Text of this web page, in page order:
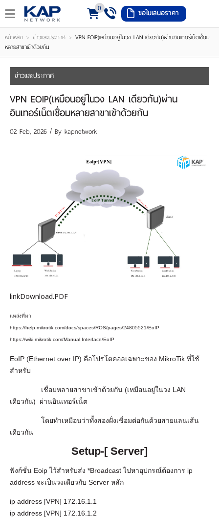
LOGIN
REGISTER
(
0
)
หน้า
เงื่อนไข
รับ
ประกัน
คลัง
รู้
สมัคร
บริการ
อบรม
ติดต่อ
0 ขอใบเสนอราคา
หน้าหลัก > ข่าวและประกาศ > VPN EOIP(เหมือนอยู่ในวง LAN เดียวกัน)ผ่านอินเทอร์เน็ตเชื่อม
หลายสาขาเข้าด้วยกัน
ข่าวและประกาศ
VPN EOIP(เหมือนอยู่ในวง LAN เดียวกัน)ผ่าน
อินเทอร์เน็ตเชื่อมหลายสาขาเข้าด้วยกัน
02 Feb, 2026 / By kapnetwork
linkDownload.PDF
แหล่งที่มา
https://help.mikrotik.com/docs/spaces/ROS/pages/24805521/EoIP
https://wiki.mikrotik.com/Manual:Interface/EoIP
EoIP (Ethernet over IP) คือโปรโตคอลเฉพาะของ MikroTik ที่ใช้
สำหรับ
เชื่อมหลายสาขาเข้าด้วยกัน (เหมือนอยู่ในวง LAN
เดียวกัน) ผ่านอินเทอร์เน็ต
โดยทำเหมือนว่าทั้งสองฝั่งเชื่อมต่อกันด้วยสายแลนเส้น
เดียวกัน
Setup-[ Server]
ฟังก์ชั่น Eoip ไว้สำหรับส่ง *Broadcast ไปหาอุปกรณ์ต้องการ ip
address จะเป็นวงเดียวกับ Server หลัก
ip address [VPN] 172.16.1.1
ip address [VPN] 172.16.1.2